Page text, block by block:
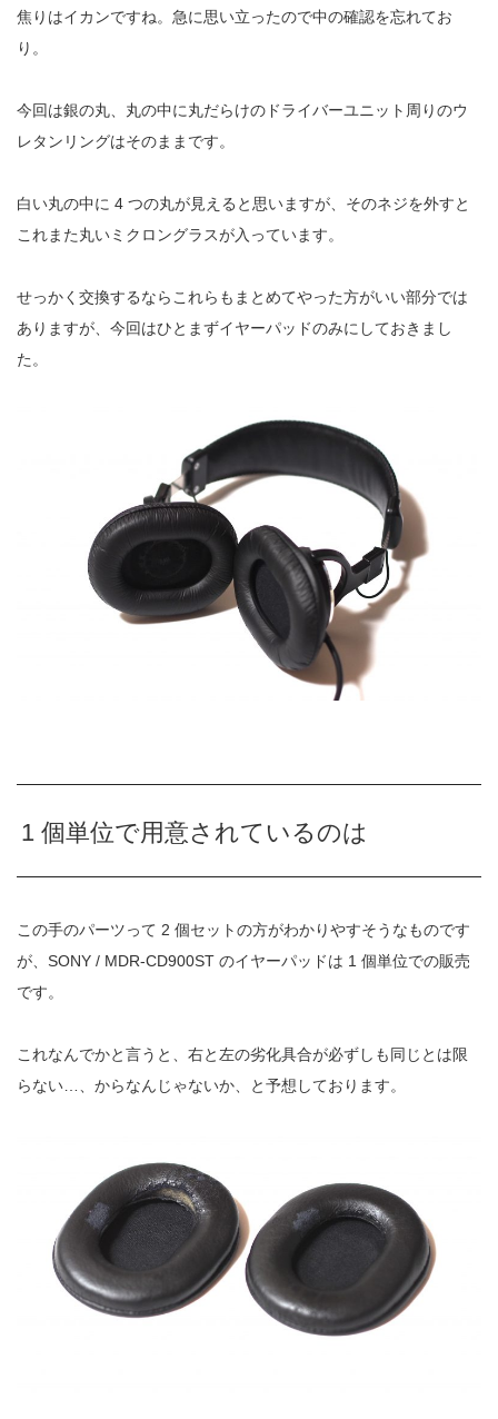
焦りはイカンですね。急に思い立ったので中の確認を忘れてお
り。
今回は銀の丸、丸の中に丸だらけのドライバーユニット周りのウ
レタンリングはそのままです。
白い丸の中に 4 つの丸が見えると思いますが、そのネジを外すと
これまた丸いミクロングラスが入っています。
せっかく交換するならこれらもまとめてやった方がいい部分では
ありますが、今回はひとまずイヤーパッドのみにしておきまし
た。
1 個単位で用意されているのは
この手のパーツって 2 個セットの方がわかりやすそうなものです
が、SONY / MDR-CD900ST のイヤーパッドは 1 個単位での販売
です。
これなんでかと言うと、右と左の劣化具合が必ずしも同じとは限
らない…、からなんじゃないか、と予想しております。